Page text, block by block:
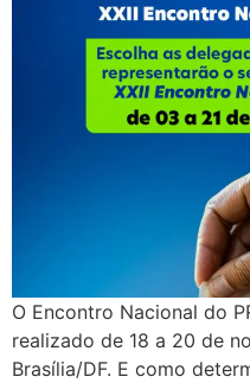
O Encontro Nacional do
realizado de 18 a 20 de
Brasília/DF. E como